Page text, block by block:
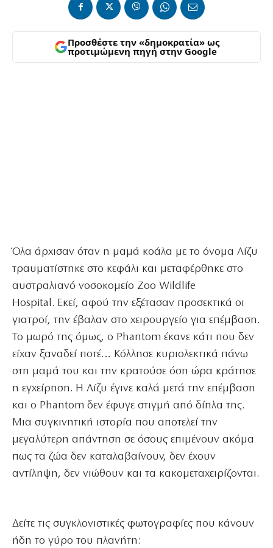
Προσθέστε την «δημοκρατία» ως
προτιμώμενη πηγή στην Google
Όλα άρχισαν όταν η μαμά κοάλα με το όνομα Λίζυ
τραυματίστηκε στο κεφάλι και μεταφέρθηκε στο
αυστραλιανό νοσοκομείο Zoo Wildlife
Hospital. Εκεί, αφού την εξέτασαν προσεκτικά οι
γιατροί, την έβαλαν στο χειρουργείο για επέμβαση.
Το μωρό της όμως, ο Phantom έκανε κάτι που δεν
είχαν ξαναδεί ποτέ… Κόλλησε κυριολεκτικά πάνω
στη μαμά του και την κρατούσε όση ώρα κράτησε
η εγχείρηση. Η Λίζυ έγινε καλά μετά την επέμβαση
και ο Phantom δεν έφυγε στιγμή από δίπλα της.
Μια συγκινητική ιστορία που αποτελεί την
μεγαλύτερη απάντηση σε όσους επιμένουν ακόμα
πως τα ζώα δεν καταλαβαίνουν, δεν έχουν
αντίληψη, δεν νιώθουν και τα κακομεταχειρίζονται.
Δείτε τις συγκλονιστικές φωτογραφίες που κάνουν
ήδη το γύρο του πλανήτη: